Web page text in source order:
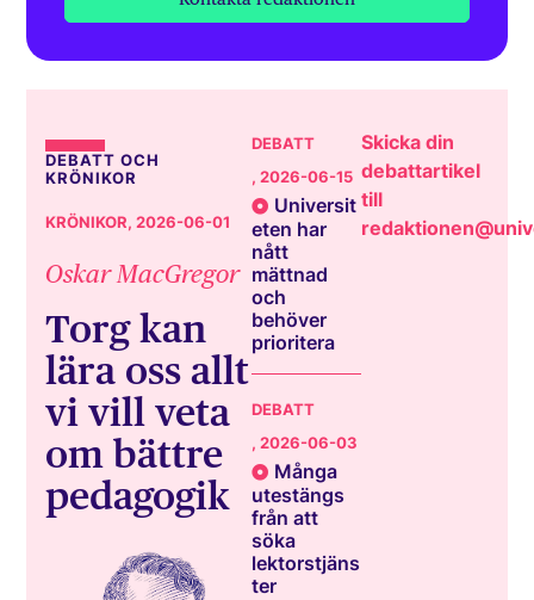
DEBATT OCH
KRÖNIKOR
KRÖNIKOR, 2026-06-01
Oskar MacGregor
Torg kan
lära oss allt
vi vill veta
om bättre
pedagogik
DEBATT
, 2026-06-15
Universit
eten har
nått
mättnad
och
behöver
prioritera
DEBATT
, 2026-06-03
Många
utestängs
från att
söka
lektorstjäns
ter
Skicka din
debattartikel
till